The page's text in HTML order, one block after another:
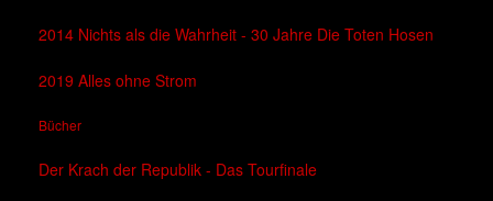
2014 Nichts als die Wahrheit - 30 Jahre Die Toten Hosen
2019 Alles ohne Strom
Bücher
Der Krach der Republik - Das Tourfinale